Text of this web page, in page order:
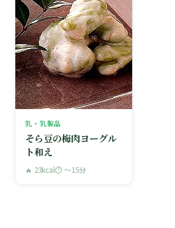
乳・乳製品
そら豆の梅肉ヨーグル
ト和え
🔥 23kcal⏱ 〜15分